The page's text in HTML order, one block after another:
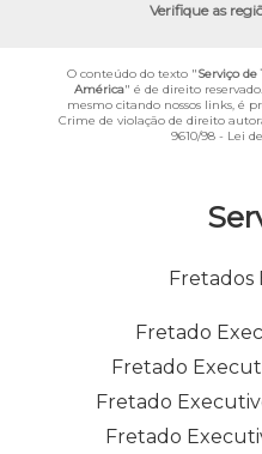
Fretados
Fretado
Fretado
Fretado
Fretado
Verifique as
O conteúdo do texto "Serviço
América" é de direito
mesmo citando nossos links, é
Crime de violação de direito
9610/98 - Lei